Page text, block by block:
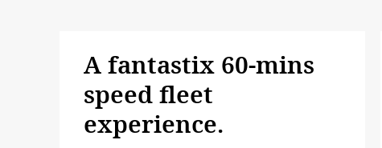
A fantastix 60-mins
speed fleet
experience.